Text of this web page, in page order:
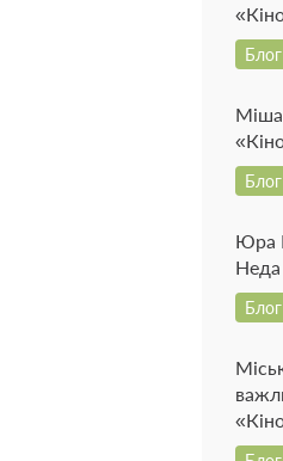
Блог
Блог
Юра
Неда
Блог